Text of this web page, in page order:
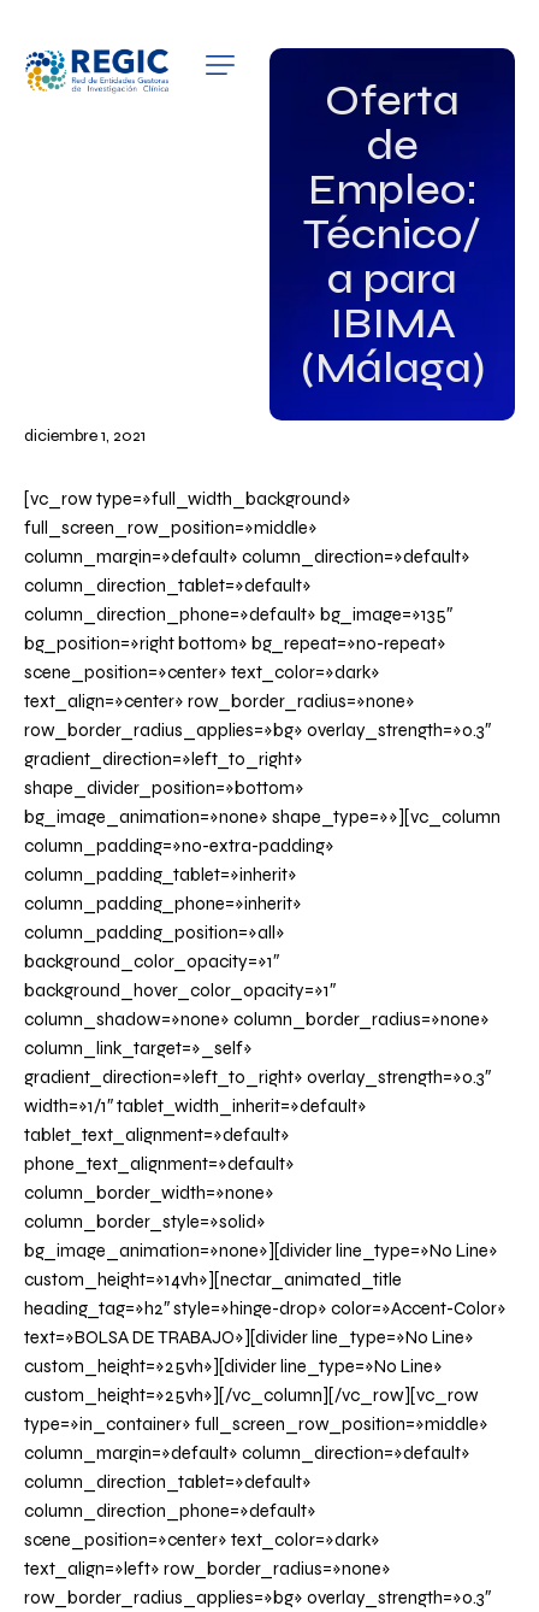
Oferta
de
Empleo:
Técnico/
a para
IBIMA
(Málaga)
QUIÉNES SOMOS
PATROCINADORES
GRUPOS DE INTERÉS
diciembre 1, 2021
[vc_row type=»full_width_background»
full_screen_row_position=»middle»
column_margin=»default» column_direction=»default»
column_direction_tablet=»default»
column_direction_phone=»default» bg_image=»135″
bg_position=»right bottom» bg_repeat=»no-repeat»
scene_position=»center» text_color=»dark»
text_align=»center» row_border_radius=»none»
row_border_radius_applies=»bg» overlay_strength=»0.3″
gradient_direction=»left_to_right»
shape_divider_position=»bottom»
bg_image_animation=»none» shape_type=»»][vc_column
column_padding=»no-extra-padding»
column_padding_tablet=»inherit»
column_padding_phone=»inherit»
column_padding_position=»all»
background_color_opacity=»1″
background_hover_color_opacity=»1″
column_shadow=»none» column_border_radius=»none»
column_link_target=»_self»
gradient_direction=»left_to_right» overlay_strength=»0.3″
width=»1/1″ tablet_width_inherit=»default»
tablet_text_alignment=»default»
phone_text_alignment=»default»
column_border_width=»none»
column_border_style=»solid»
bg_image_animation=»none»][divider line_type=»No Line»
custom_height=»14vh»][nectar_animated_title
heading_tag=»h2″ style=»hinge-drop» color=»Accent-Color»
text=»BOLSA DE TRABAJO»][divider line_type=»No Line»
custom_height=»25vh»][divider line_type=»No Line»
custom_height=»25vh»][/vc_column][/vc_row][vc_row
type=»in_container» full_screen_row_position=»middle»
column_margin=»default» column_direction=»default»
column_direction_tablet=»default»
column_direction_phone=»default»
scene_position=»center» text_color=»dark»
text_align=»left» row_border_radius=»none»
row_border_radius_applies=»bg» overlay_strength=»0.3″